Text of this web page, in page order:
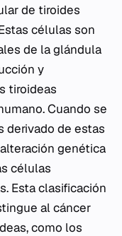
de tiroides
células son
de la glándula
y
tiroideas
Cuando se
derivado de estas
genética
células
Esta clasificación
al cáncer
como los